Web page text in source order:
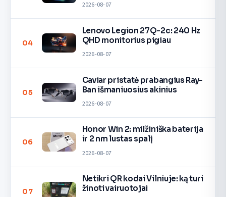
2026-08-07
04
Lenovo Legion 27Q-2c: 240 Hz
QHD monitorius pigiau
2026-08-07
05
Caviar pristatė prabangius Ray-
Ban išmaniuosius akinius
2026-08-07
06
Honor Win 2: milžiniška baterija
ir 2 nm lustas spalį
2026-08-07
07
Netikri QR kodai Vilniuje: ką turi
žinoti vairuotojai